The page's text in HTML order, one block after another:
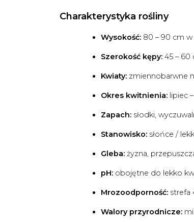
Charakterystyka rośliny
Wysokość: 80 – 90 cm w
Szerokość kępy: 45 – 60
Kwiaty: zmiennobarwne
Okres kwitnienia: lipiec
Zapach: słodki,
Stanowisko: słońce /
Gleba: żyzna,
pH: obojętne do lekko
Mrozoodporność: strefa
Walory przyrodnicze: